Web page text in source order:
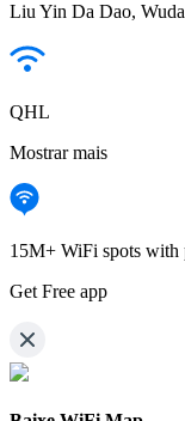
Liu Yin Da Dao,
QHL
Mostrar mais
15M+ WiFi spots with
Get Free app